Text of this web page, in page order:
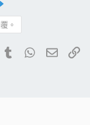
。
TumblrWhatsApp
電子